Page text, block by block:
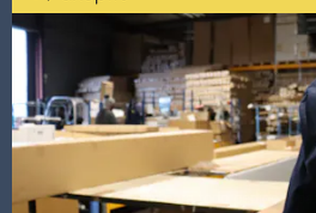
Más
información
sobre
Axeptio
AVOSDIM
(*) Ver las condiciones de la oferta
(**) Entrega gratuita para todo pedido a